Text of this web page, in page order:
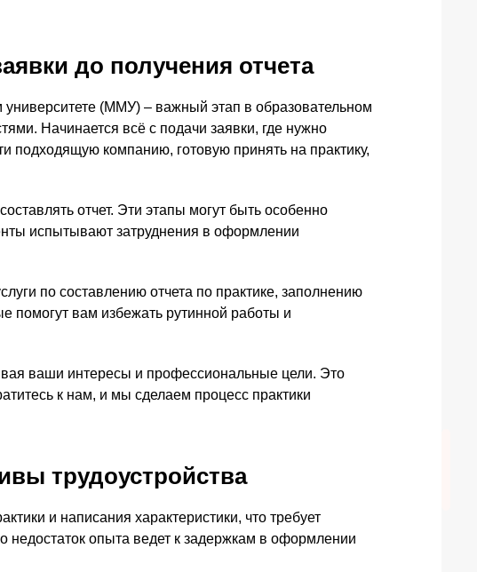
до получения отчета
(ММУ) – важный этап в образовательном
Начинается всё с подачи заявки, где нужно
подходящую компанию, готовую принять на практику,
отчет. Эти этапы могут быть особенно
испытывают затруднения в оформлении
по составлению отчета по практике, заполнению
помогут вам избежать рутинной работы и
ваши интересы и профессиональные цели. Это
к нам, и мы сделаем процесс практики
трудоустройства
и написания характеристики, что требует
опыта ведет к задержкам в оформлении